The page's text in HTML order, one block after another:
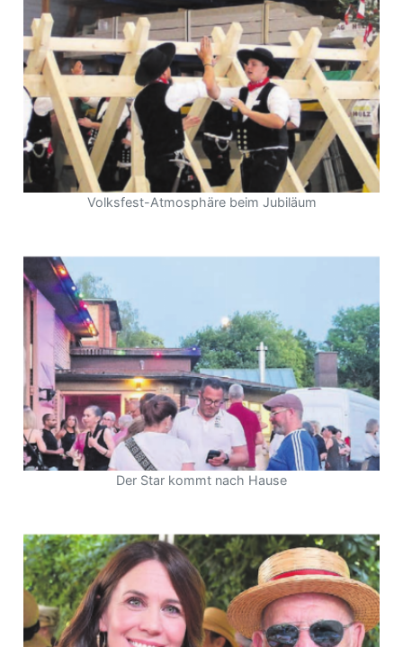
Volksfest-Atmosphäre beim Jubiläum
Der Star kommt nach Hause